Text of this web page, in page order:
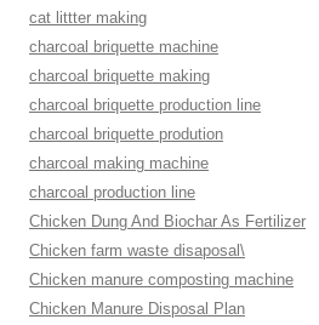
cat littter making
charcoal briquette machine
charcoal briquette making
charcoal briquette production line
charcoal briquette prodution
charcoal making machine
charcoal production line
Chicken Dung And Biochar As Fertilizer
Chicken farm waste disaposal\
Chicken manure composting machine
Chicken Manure Disposal Plan